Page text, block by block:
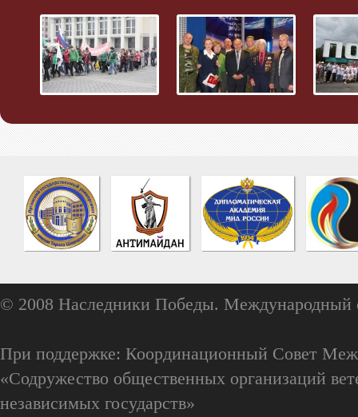
© 2008 Наследники Победы. Международный
При поддержке: Координационный Совет
«Содружество общественных организаций
независимых государств»